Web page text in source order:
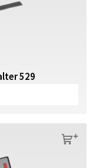
529
s